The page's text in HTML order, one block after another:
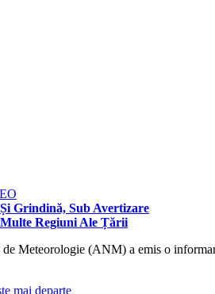
Grindină, Sub Avertizare
Regiuni Ale Țării
Meteorologie (ANM) a emis o
mai departe